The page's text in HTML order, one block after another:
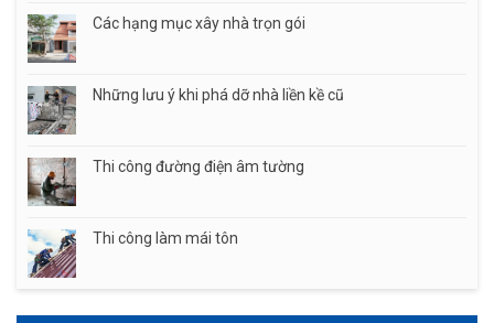
Các hạng mục xây nhà trọn gói
Những lưu ý khi phá dỡ nhà liền kề cũ
Thi công đường điện âm tường
Thi công làm mái tôn